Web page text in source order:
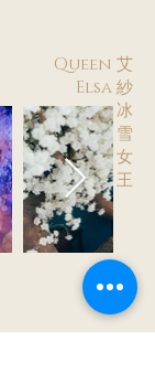
Queen 艾
Elsa 紗
冰
雪
女
王